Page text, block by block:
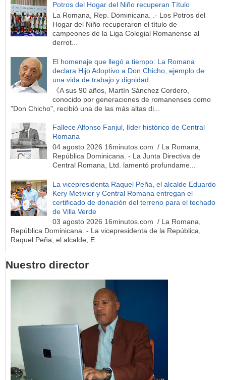
Potros del Hogar del Niño recuperan Título
La Romana, Rep. Dominicana. .- Los Potros del
Hogar del Niño recuperaron el título de
campeones de la Liga Colegial Romanense al
derrot...
El homenaje que llegó a tiempo: La Romana
declara Hijo Adoptivo a Don Chicho, ejemplo de
una vida de trabajo y dignidad
《A sus 90 años, Martín Sánchez Cordero,
conocido por generaciones de romanenses como
"Don Chicho", recibió una de las más altas di...
Fallece Alfonso Fanjul, líder histórico de Central
Romana
04 agosto 2026 16minutos.com / La Romana,
República Dominicana. - La Junta Directiva de
Central Romana, Ltd. lamentó profundame...
La vicepresidenta Raquel Peña, el alcalde Eduardo
Kery Metivier y Central Romana entregan el
certificado de donación del terreno para el techado
de Villa Verde
03 agosto 2026 16minutos.com / La Romana,
República Dominicana. - La vicepresidenta de la República,
Raquel Peña; el alcalde, E...
Nuestro director